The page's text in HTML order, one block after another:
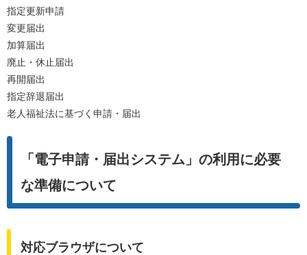
指定更新申請
変更届出
加算届出
廃止・休止届出
再開届出
指定辞退届出
老人福祉法に基づく申請・届出
「電子申請・届出システム」の利用に必要
な準備について
対応ブラウザについて